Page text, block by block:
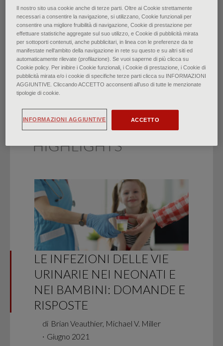
Emergenze mediche in volo
di Dr. Jocelyn S. Hu, Dr. Jordan K. Smith ∙ Giugno 2022
HIGHLIGHTS
LE INFEZIONI DELLE VIE
URINARIE NEI NEONATI E
NEI BAMBINI: DOMANDE E
RISPOSTE
di Brian Veauthier, Michael V. Miller
∙ Giugno 2021
Il nostro sito usa cookie anche di terze parti. Oltre ai Cookie strettamente
necessari a consentire la navigazione, si utilizzano, Cookie funzionali per
consentire una migliore fruibilità di navigazione, Cookie di prestazione per
effettuare statistiche aggregate sul suo utilizzo, e Cookie di pubblicità mirata
per sottoporti contenuti, anche pubblicitari, in linea con le preferenze da te
manifestate nell‘ambito della navigazione in rete su questo e su altri siti ed
automaticamente rilevate (profilazione). Se vuoi saperne di più clicca su
Cookie policy. Per inibire i Cookie funzionali, i Cookie di prestazione, i Cookie di
pubblicità mirata e/o i cookie di specifiche terze parti clicca su INFORMAZIONI
AGGIUNTIVE. Cliccando ACCETTO acconsenti all’uso di tutte le menzionate
tipologie di cookie.
ACCETTO
INFORMAZIONI AGGIUNTIVE